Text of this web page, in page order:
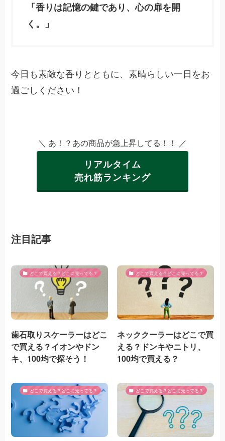
「香りは記憶の鍵であり、心の扉を開
く。」
今日も素敵な香りとともに、素晴らしい一日をお
過ごしください！
＼ あ！？あの商品が急上昇してる！！ ／
リアルタイム
売れ筋ランキング
注目記事
どこで買える？どこに売ってる？
歯石取りスケーラーはどこ
で買える？イオンやドン
キ、100均で探そう！
どこで買える？どこに売ってる？
ネッククーラーはどこで買
える？ドンキやニトリ、
100均で買える？
どこで買える？どこに売ってる？ どこで買える？どこに売ってる？